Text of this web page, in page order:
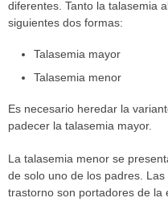
diferentes. Tanto la talasemia
siguientes dos formas:
Talasemia mayor
Talasemia menor
Es necesario heredar la
padecer la talasemia mayor.
La talasemia menor se
de solo uno de los padres.
trastorno son portadores de